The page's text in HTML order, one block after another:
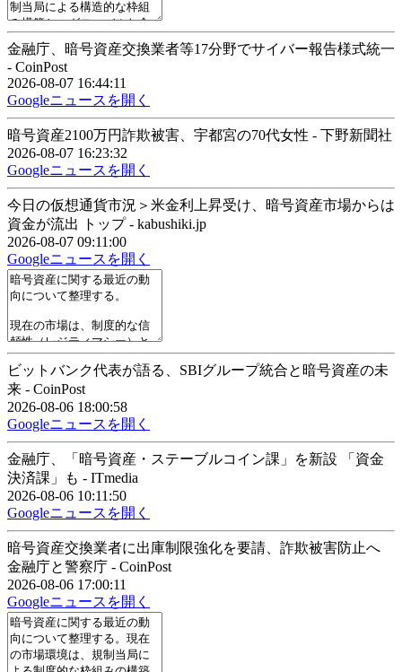
金融庁、暗号資産交換業者等17分野でサイバー報告様式統一
- CoinPost
2026-08-07 16:44:11
Googleニュースを開く
暗号資産2100万円詐欺被害、宇都宮の70代女性 - 下野新聞社
2026-08-07 16:23:32
Googleニュースを開く
今日の仮想通貨市況＞米金利上昇受け、暗号資産市場からは
資金が流出 トップ - kabushiki.jp
2026-08-07 09:11:00
Googleニュースを開く
ビットバンク代表が語る、SBIグループ統合と暗号資産の未
来 - CoinPost
2026-08-06 18:00:58
Googleニュースを開く
金融庁、「暗号資産・ステーブルコイン課」を新設 「資金
決済課」も - ITmedia
2026-08-06 10:11:50
Googleニュースを開く
暗号資産交換業者に出庫制限強化を要請、詐欺被害防止へ
金融庁と警察庁 - CoinPost
2026-08-06 17:00:11
Googleニュースを開く